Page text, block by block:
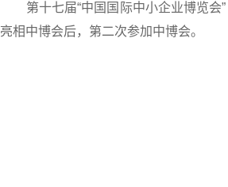
第十七届“中国国际中小企业博览
亮相中博会后，第二次参加中博会。